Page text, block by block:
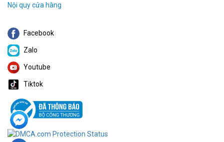
Nội quy cửa hàng
Facebook
Zalo
Youtube
Tiktok